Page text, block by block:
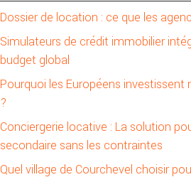
Dossier de location : ce que les
Simulateurs de crédit immobilier
budget global
Pourquoi les Européens investissent
?
Conciergerie locative : La solution
secondaire sans les contraintes
Quel village de Courchevel choisir